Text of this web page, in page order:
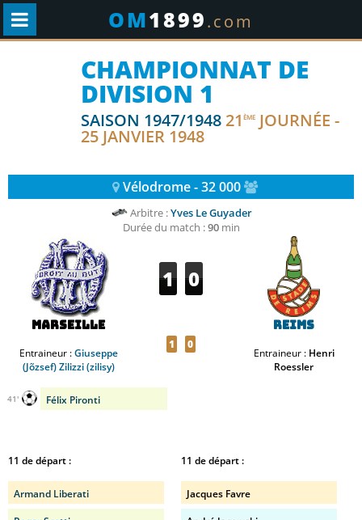
OM1899.com
CHAMPIONNAT DE
DIVISION 1
SAISON 1947/1948 21 ÈME JOURNÉE -
25 JANVIER 1948
Vélodrome - 32 000
Arbitre :Yves Le Guyader
Durée du match :90min
Marseille
Entraineur :Giuseppe
(Jõzsef) Zilizzi (zilisy)
1 0
1 0
Reims
Entraineur : Henri
Roessler
Félix Pironti
41'
11 de départ :
Armand Liberati
11 de départ :
Jacques Favre